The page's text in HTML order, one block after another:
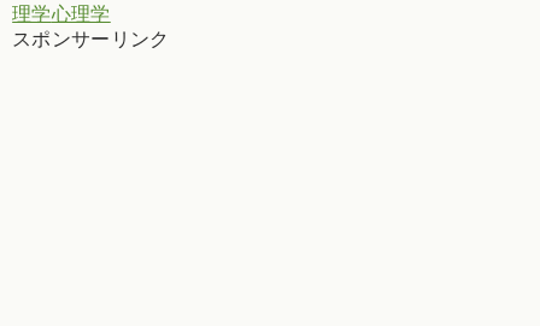
理学心理学
スポンサーリンク